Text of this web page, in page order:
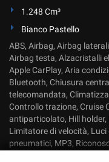
1.248 Cm³
Bianco Pastello
ABS, Airbag, Airbag
Airbag testa, Alzacristalli
Apple CarPlay, Aria
Bluetooth, Chiusura
telecomandata,
Controllo trazione, Cruise
antiparticolato, Hill
Limitatore di velocità,
pneumatici, MP3,